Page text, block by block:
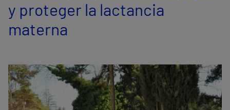
Comunicación
y proteger la lactancia
materna